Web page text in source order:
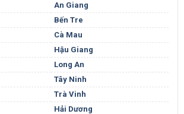
An Giang
Bến Tre
Cà Mau
Hậu Giang
Long An
Tây Ninh
Trà Vinh
Hải Dương